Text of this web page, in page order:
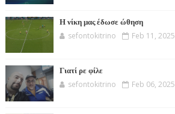
Η νίκη μας έδωσε ώθηση
sefontokitrino Feb 11, 2025
Γιατί ρε φίλε
sefontokitrino Feb 06, 2025